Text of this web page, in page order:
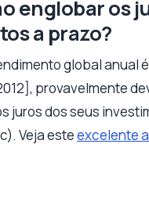
englobar os
a prazo?
global anual
provavelmente
juros dos seus
Veja esteexcelente